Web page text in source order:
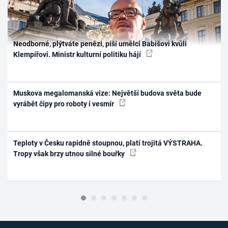
Neodborné, plýtváte penězi, píší umělci Babišovi kvůli
Klempířovi. Ministr kulturní politiku hájí
Muskova megalomanská vize: Největší budova světa bude
vyrábět čipy pro roboty i vesmír
Teploty v Česku rapidně stoupnou, platí trojitá VÝSTRAHA.
Tropy však brzy utnou silné bouřky